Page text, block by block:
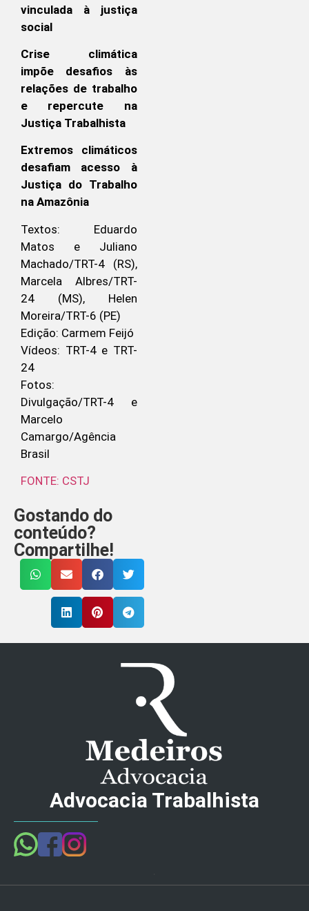
vinculada à justiça
social
Crise climática
impõe desafios às
relações de trabalho
e repercute na
Justiça Trabalhista
Extremos climáticos
desafiam acesso à
Justiça do Trabalho
na Amazônia
Textos: Eduardo
Matos e Juliano
Machado/TRT-4 (RS),
Marcela Albres/TRT-
24 (MS), Helen
Moreira/TRT-6 (PE)
Edição: Carmem Feijó
Vídeos: TRT-4 e TRT-
24
Fotos:
Divulgação/TRT-4 e
Marcelo
Camargo/Agência
Brasil
FONTE: CSTJ
Gostando do
conteúdo?
Compartilhe!
Advocacia Trabalhista